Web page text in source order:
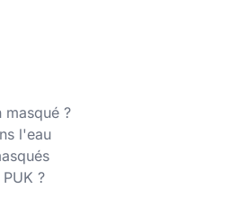
masqué ?
l'eau
?